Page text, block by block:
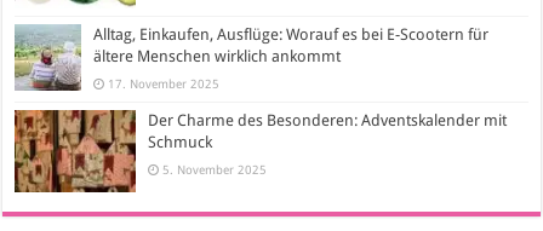
Alltag, Einkaufen, Ausflüge: Worauf es bei E-Scootern für
ältere Menschen wirklich ankommt
17. November 2025
Der Charme des Besonderen: Adventskalender mit
Schmuck
5. November 2025